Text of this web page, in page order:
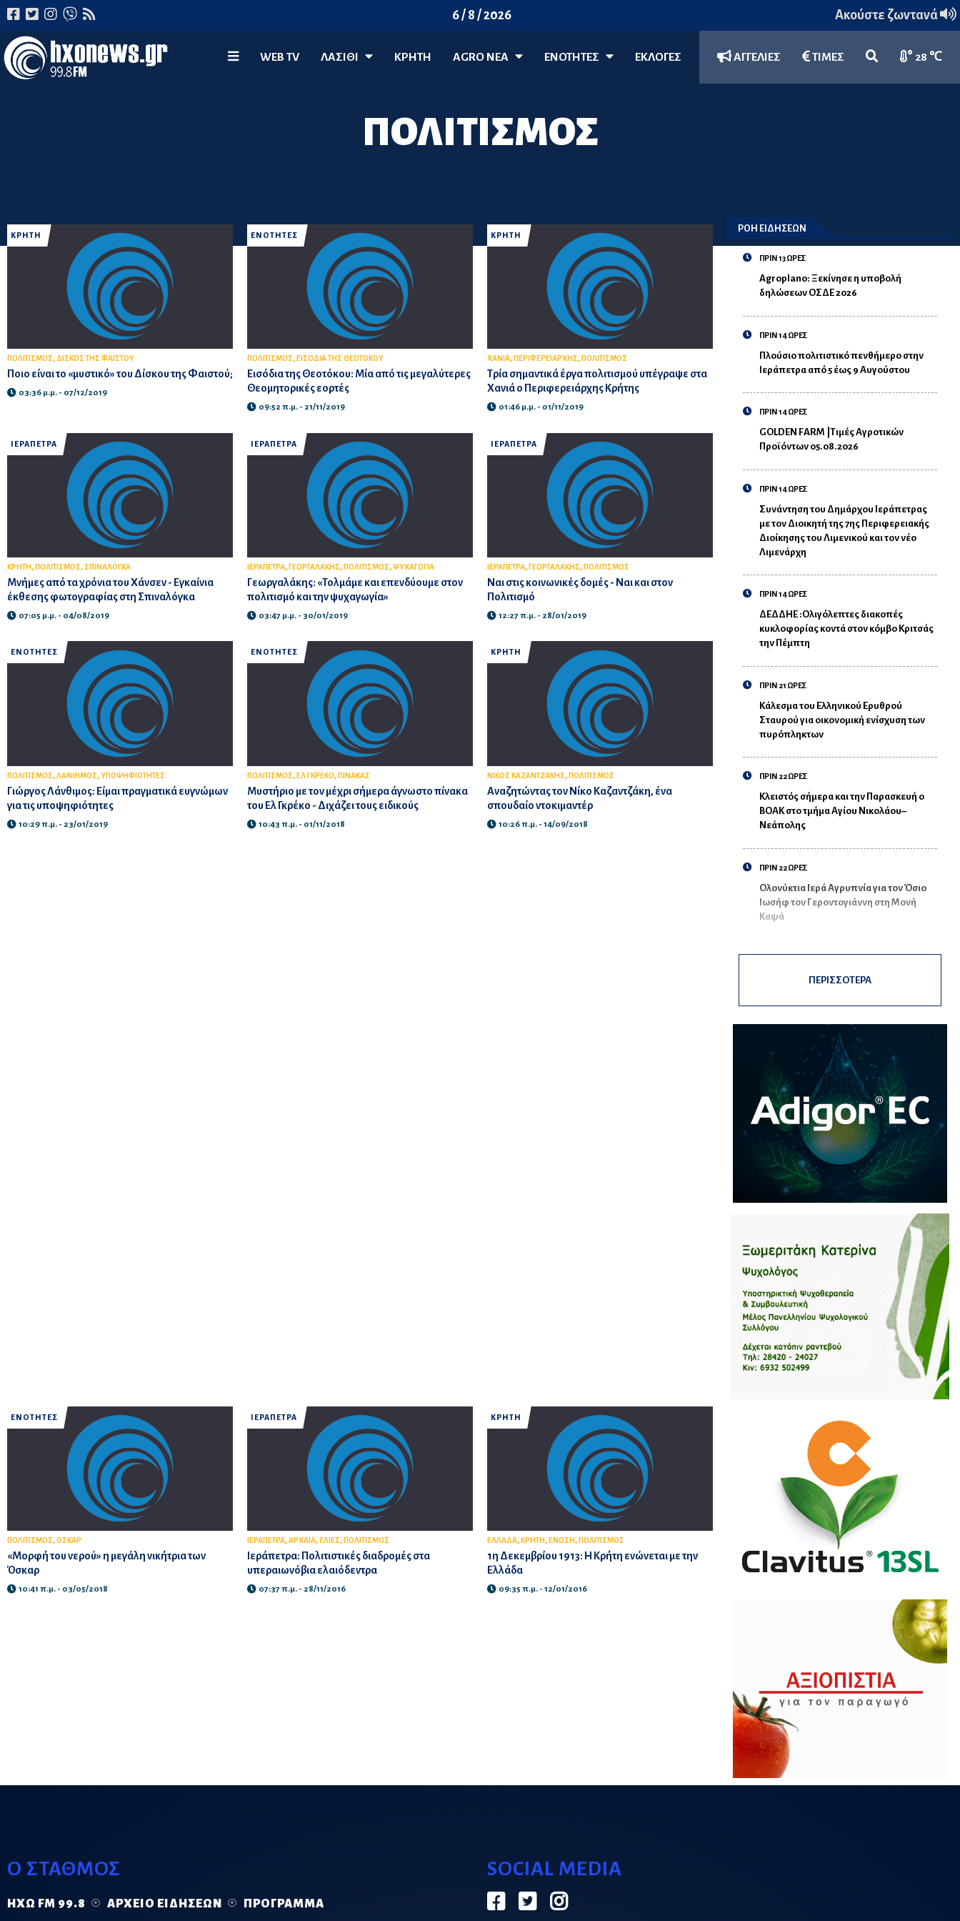
6 / 8 / 2026 Ακούστε ζωντανά
WEB TV ΛΑΣΊΘΙ ΚΡΗΤΗ AGRO ΝΈΑ ΕΝΟΤΗΤΕΣ ΕΚΛΟΓΕΣ ΑΓΓΕΛΙΕΣ ΤΙΜΕΣ 28 ℃
ΠΟΛΙΤΙΣΜΟΣ
ΚΡΗΤΗ
ΠΟΛΙΤΙΣΜΟΣ, ΔΙΣΚΟΣ ΤΗΣ ΦΑΙΣΤΟΥ
Ποιο είναι το «μυστικό» του Δίσκου της Φαιστού;
03:36 μ.μ. - 07/12/2019
ΕΝΟΤΗΤΕΣ
ΠΟΛΙΤΙΣΜΟΣ, ΕΙΣΟΔΙΑ ΤΗΣ ΘΕΟΤΟΚΟΥ
Εισόδια της Θεοτόκου: Μία από τις μεγαλύτερες
Θεομητορικές εορτές
09:52 π.μ. - 21/11/2019
ΚΡΗΤΗ
ΧΑΝΙΑ, ΠΕΡΙΦΕΡΕΙΑΡΧΗΣ, ΠΟΛΙΤΙΣΜΟΣ
Τρία σημαντικά έργα πολιτισμού υπέγραψε στα
Χανιά ο Περιφερειάρχης Κρήτης
01:46 μ.μ. - 01/11/2019
ΙΕΡΑΠΕΤΡΑ
ΚΡΗΤΗ, ΠΟΛΙΤΙΣΜΟΣ, ΣΠΙΝΑΛΟΓΚΑ
Μνήμες από τα χρόνια του Χάνσεν - Εγκαίνια
έκθεσης φωτογραφίας στη Σπιναλόγκα
07:05 μ.μ. - 04/08/2019
ΙΕΡΑΠΕΤΡΑ
ΙΕΡΑΠΕΤΡΑ, ΓΕΩΡΓΑΛΑΚΗΣ, ΠΟΛΙΤΙΣΜΟΣ,ΨΥΧΑΓΩΓΙΑ
Γεωργαλάκης: «Τολμάμε και επενδύουμε στον
πολιτισμό και την ψυχαγωγία»
03:47 μ.μ. - 30/01/2019
ΙΕΡΑΠΕΤΡΑ
ΙΕΡΑΠΕΤΡΑ, ΓΕΩΡΓΑΛΑΚΗΣ, ΠΟΛΙΤΙΣΜΟΣ
Ναι στις κοινωνικές δομές - Ναι και στον
Πολιτισμό
12:27 π.μ. - 28/01/2019
ΕΝΟΤΗΤΕΣ
ΠΟΛΙΤΙΣΜΟΣ,ΛΑΝΘΙΜΟΣ,ΥΠΟΨΗΦΙΟΤΗΤΕΣ
Γιώργος Λάνθιμος: Είμαι πραγματικά ευγνώμων
για τις υποψηφιότητες
10:29 π.μ. - 23/01/2019
ΕΝΟΤΗΤΕΣ
ΠΟΛΙΤΙΣΜΟΣ, ΕΛ ΓΚΡΕΚΟ, ΠΙΝΑΚΑΣ
Μυστήριο με τον μέχρι σήμερα άγνωστο πίνακα
του Ελ Γκρέκο - Διχάζει τους ειδικούς
10:43 π.μ. - 01/11/2018
ΚΡΗΤΗ
ΝΙΚΟΣ ΚΑΖΑΝΤΖΑΚΗΣ, ΠΟΛΙΤΙΣΜΟΣ
Αναζητώντας τον Νίκο Καζαντζάκη, ένα
σπουδαίο ντοκιμαντέρ
10:26 π.μ. - 14/09/2018
ΡΟΗ ΕΙΔΗΣΕΩΝ
ΠΡΙΝ 13 ΩΡΕΣ
Agroplano: Ξεκίνησε η υποβολή
δηλώσεων ΟΣΔΕ 2026
ΠΡΙΝ 14 ΩΡΕΣ
Πλούσιο πολιτιστικό πενθήμερο στην
Ιεράπετρα από 5 έως 9 Αυγούστου
ΠΡΙΝ 14 ΩΡΕΣ
GOLDEN FARM |Τιμές Αγροτικών
Προϊόντων 05.08.2026
ΠΡΙΝ 14 ΩΡΕΣ
Συνάντηση του Δημάρχου Ιεράπετρας
με τον Διοικητή της 7ης Περιφερειακής
Διοίκησης του Λιμενικού και τον νέο
Λιμενάρχη
ΠΡΙΝ 14 ΩΡΕΣ
ΔΕΔΔΗΕ :Ολιγόλεπτες διακοπές
κυκλοφορίας κοντά στον κόμβο Κριτσάς
την Πέμπτη
ΠΡΙΝ 21 ΩΡΕΣ
Κάλεσμα του Ελληνικού Ερυθρού
Σταυρού για οικονομική ενίσχυση των
πυρόπληκτων
ΠΡΙΝ 22 ΩΡΕΣ
Κλειστός σήμερα και την Παρασκευή ο
ΒΟΑΚ στο τμήμα Αγίου Νικολάου–
Νεάπολης
ΠΡΙΝ 22 ΩΡΕΣ
Ολονύκτια Ιερά Αγρυπνία για τον Όσιο
Ιωσήφ τον Γεροντογιάννη στη Μονή
Καψά
ΠΕΡΙΣΣΟΤΕΡΑ
ΕΝΟΤΗΤΕΣ
ΠΟΛΙΤΙΣΜΟΣ,ΟΣΚΑΡ
«Μορφή του νερού» η μεγάλη νικήτρια των
Όσκαρ
10:41 π.μ. - 03/05/2018
ΙΕΡΑΠΕΤΡΑ
ΙΕΡΑΠΕΤΡΑ,ΑΡΧΑΙΑ, ΕΛΙΕΣ, ΠΟΛΙΤΙΣΜΟΣ
Ιεράπετρα: Πολιτιστικές διαδρομές στα
υπεραιωνόβια ελαιόδεντρα
07:37 π.μ. - 28/11/2016
ΚΡΗΤΗ
ΕΛΛΑΔΑ, ΚΡΗΤΗ, ΕΝΩΣΗ, ΠΟΛΙΤΙΣΜΟΣ
1η Δεκεμβρίου 1913: Η Κρήτη ενώνεται με την
Ελλάδα
09:35 π.μ. - 12/01/2016
Ο ΣΤΑΘΜΟΣ
ΗΧΏ FM 99.8 ΑΡΧΕΊΟ ΕΙΔΉΣΕΩΝ ΠΡΌΓΡΑΜΜΑ
SOCIAL MEDIA